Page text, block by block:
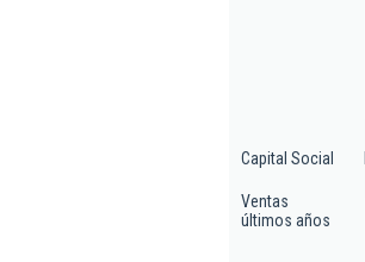
Capital Social
Ventas
últimos años